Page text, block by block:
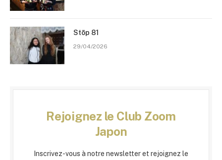
Stōp 81
29/04/2026
Rejoignez le Club Zoom
Japon
Inscrivez-vous à notre newsletter et rejoignez le